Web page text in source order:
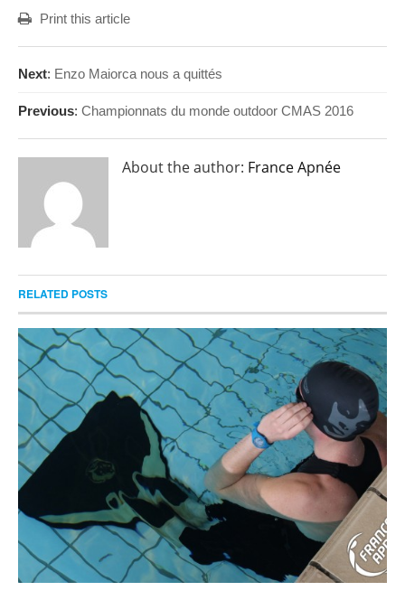
Print this article
Next: Enzo Maiorca nous a quittés
Previous: Championnats du monde outdoor CMAS 2016
About the author: France Apnée
RELATED POSTS